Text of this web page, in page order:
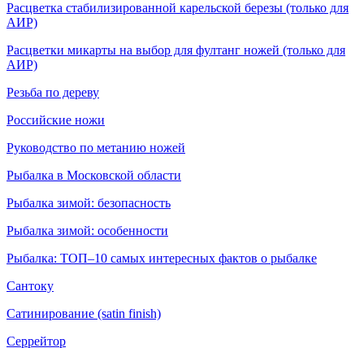
Расцветка стабилизированной карельской березы (только для
АИР)
Расцветки микарты на выбор для фултанг ножей (только для
АИР)
Резьба по дереву
Российские ножи
Руководство по метанию ножей
Рыбалка в Московской области
Рыбалка зимой: безопасность
Рыбалка зимой: особенности
Рыбалка: ТОП–10 самых интересных фактов о рыбалке
Сантоку
Сатинирование (satin finish)
Серрейтор